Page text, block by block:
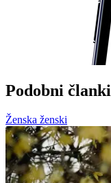
Podobni članki
Ženska ženski